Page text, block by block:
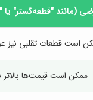
(مانند "قطعه‌گستر"
است قطعات تقلبی نیز
ممکن است قیمت‌ها بالاتر